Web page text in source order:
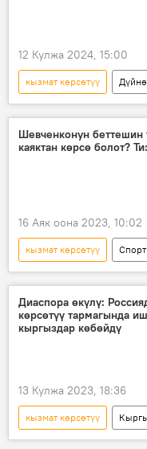
12 Кулжа 2024, 15:00
кызмат көрсөтүү
Владимир Путин
ратификация
Шевченконун беттешин
каяктан көрсө болот?
16 Аяк оона 2023, 10:02
кызмат көрсөтүү
Спорт
Валентина Шевченко
түз эфир
Видео
Дүйнөдө
Диаспора өкүлү:
көрсөтүү тармагында
кыргыздар көбөйдү
13 Кулжа 2023, 18:36
кызмат көрсөтүү
мекендештер